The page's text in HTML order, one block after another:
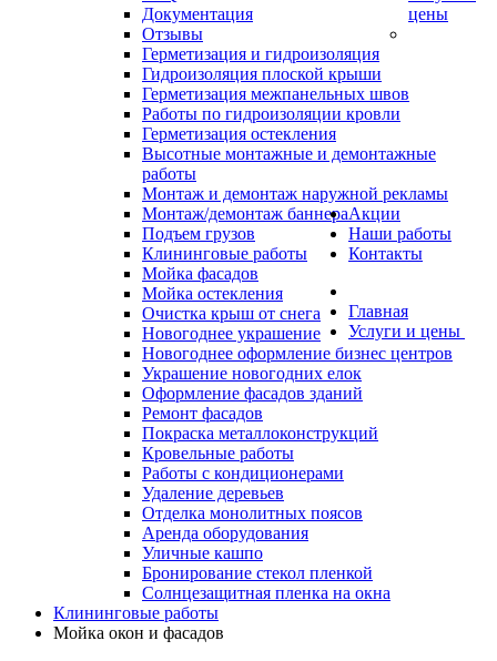
Документация
Отзывы
цены
Герметизация и гидроизоляция
Гидроизоляция плоской крыши
Герметизация межпанельных швов
Работы по гидроизоляции кровли
Герметизация остекления
Высотные монтажные и демонтажные
работы
Монтаж и демонтаж наружной рекламы
Монтаж/демонтаж баннера
Подъем грузов
Клининговые работы
Мойка фасадов
Мойка остекления
Очистка крыш от снега
Новогоднее украшение
Новогоднее оформление бизнес центров
Украшение новогодних елок
Оформление фасадов зданий
Ремонт фасадов
Покраска металлоконструкций
Кровельные работы
Работы с кондиционерами
Удаление деревьев
Отделка монолитных поясов
Аренда оборудования
Уличные кашпо
Бронирование стекол пленкой
Солнцезащитная пленка на окна
Акции
Наши работы
Контакты
Главная
Услуги и цены
Клининговые работы
Мойка окон и фасадов